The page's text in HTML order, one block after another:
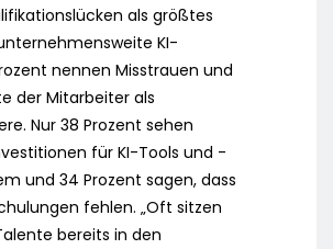
als größtes
KI-
nennen Misstrauen und
der Mitarbeiter als
Nur 38 Prozent sehen
für KI-Tools und -
und 34 Prozent sagen, dass
fehlen. „Oft sitzen
bereits in den